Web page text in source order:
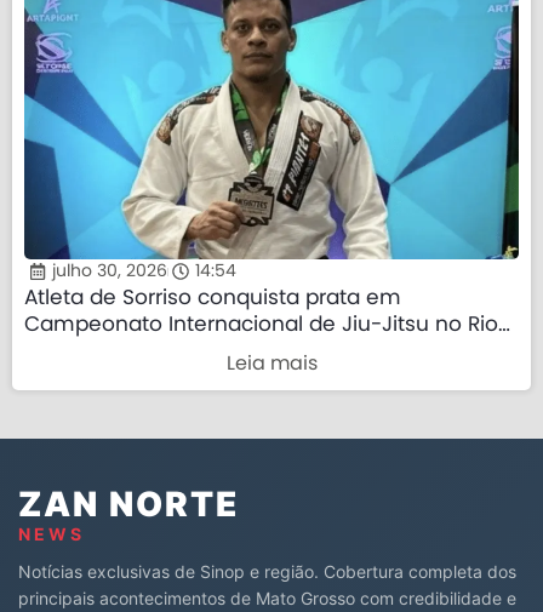
julho 30, 2026 14:54
Atleta de Sorriso conquista prata em
Campeonato Internacional de Jiu-Jitsu no Rio
Leia mais
ZAN NORTE
NEWS
Notícias exclusivas de Sinop e região. Cobertura completa dos
principais acontecimentos de Mato Grosso com credibilidade e